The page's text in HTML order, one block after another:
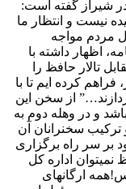
شیراز گفته است:
نیست و انتظار ما
مردم مواجه
اظهار داشته با
تالار حافظ را
کرده ایم تا با
از سخن این
و در وهله دوم به
سخنرانان آن
بر سر راه برگزاری
اداره کل
ارگانهای